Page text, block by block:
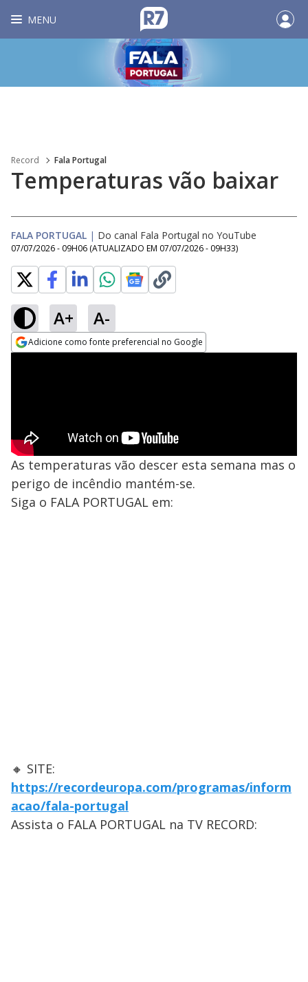
MENU
Record Fala Portugal
Temperaturas vão baixar
FALA PORTUGAL | Do canal Fala Portugal no YouTube
07/07/2026 - 09H06 (ATUALIZADO EM 07/07/2026 - 09H33)
A+ A-
Adicione como fonte preferencial no Google
As temperaturas vão descer esta semana mas o
perigo de incêndio mantém-se.
Siga o FALA PORTUGAL em:
🔸 SITE:
https://recordeuropa.com/programas/inform
acao/fala-portugal
Assista o FALA PORTUGAL na TV RECORD: